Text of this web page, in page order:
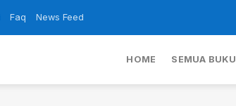
Faq News Feed
HOME SEMUA BUKU